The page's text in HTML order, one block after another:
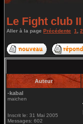
Le Fight club II
Aller à la page Précédente 1 2
Auteur
-kabal
maichen
Inscrit le: 31 Mai 2005
Messages: 602